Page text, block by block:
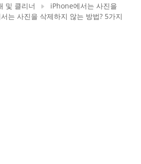
및 클리너
iPhone에서는 사진을
는 사진을 삭제하지 않는 방법? 5가지